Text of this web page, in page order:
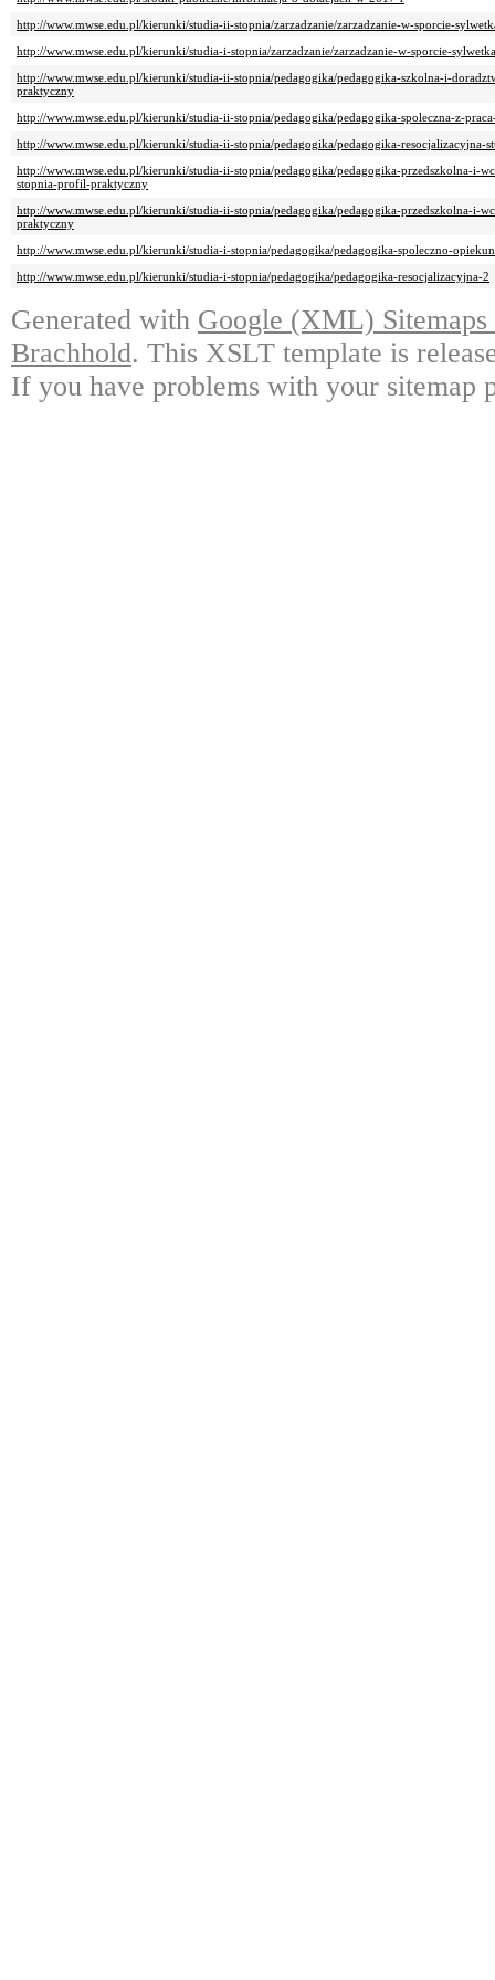
http://www.mwse.edu.pl/kierunki/studia-ii-stopnia/zarzadzanie/zarzadzanie-w-sporcie-
http://www.mwse.edu.pl/kierunki/studia-i-stopnia/zarzadzanie/zarzadzanie-w-sporcie-
http://www.mwse.edu.pl/kierunki/studia-ii-stopnia/pedagogika/pedagogika-szkolna-i-
praktyczny
http://www.mwse.edu.pl/kierunki/studia-ii-stopnia/pedagogika/pedagogika-spoleczna-z-
http://www.mwse.edu.pl/kierunki/studia-ii-stopnia/pedagogika/pedagogika-
http://www.mwse.edu.pl/kierunki/studia-ii-stopnia/pedagogika/pedagogika-przedszkolna-i-
stopnia-profil-praktyczny
http://www.mwse.edu.pl/kierunki/studia-ii-stopnia/pedagogika/pedagogika-przedszkolna-i-
praktyczny
http://www.mwse.edu.pl/kierunki/studia-i-stopnia/pedagogika/pedagogika-spoleczno-
http://www.mwse.edu.pl/kierunki/studia-i-stopnia/pedagogika/pedagogika-resocjalizacyjna-2
Generated with Google (XML)
Brachhold. This XSLT template is
If you have problems with your sitemap